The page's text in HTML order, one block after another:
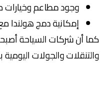
وجود مطاعم وخيارات
إمكانية دمج هولندا مع
أن شركات السياحة أصبحت
والجولات اليومية